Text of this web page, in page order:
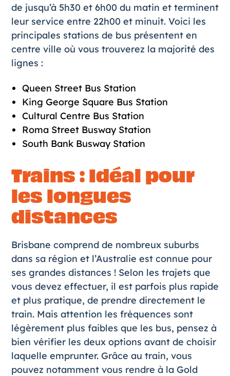
de jusqu’à 5h30 et 6h00 du matin et terminent
leur service entre 22h00 et minuit. Voici les
principales stations de bus présentent en
centre ville où vous trouverez la majorité des
lignes :
Queen Street Bus Station
King George Square Bus Station
Cultural Centre Bus Station
Roma Street Busway Station
South Bank Busway Station
Trains : Idéal pour
les longues
distances
Brisbane comprend de nombreux suburbs
dans sa région et l’Australie est connue pour
ses grandes distances ! Selon les trajets que
vous devez effectuer, il est parfois plus rapide
et plus pratique, de prendre directement le
train. Mais attention les fréquences sont
légèrement plus faibles que les bus, pensez à
bien vérifier les deux options avant de choisir
laquelle emprunter. Grâce au train, vous
pouvez notamment vous rendre à la Gold